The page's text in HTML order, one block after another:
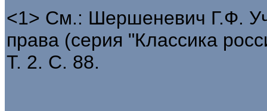
<1> См.: Шершеневич Г.Ф.
права (серия "Классика
Т. 2. С. 88.